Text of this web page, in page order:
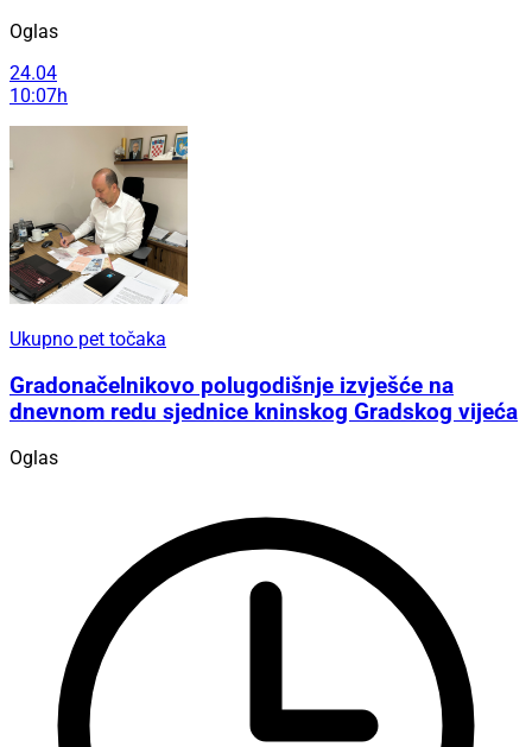
Oglas
24.04
10:07h
Ukupno pet točaka
Gradonačelnikovo polugodišnje izvješće na
dnevnom redu sjednice kninskog Gradskog vijeća
Oglas